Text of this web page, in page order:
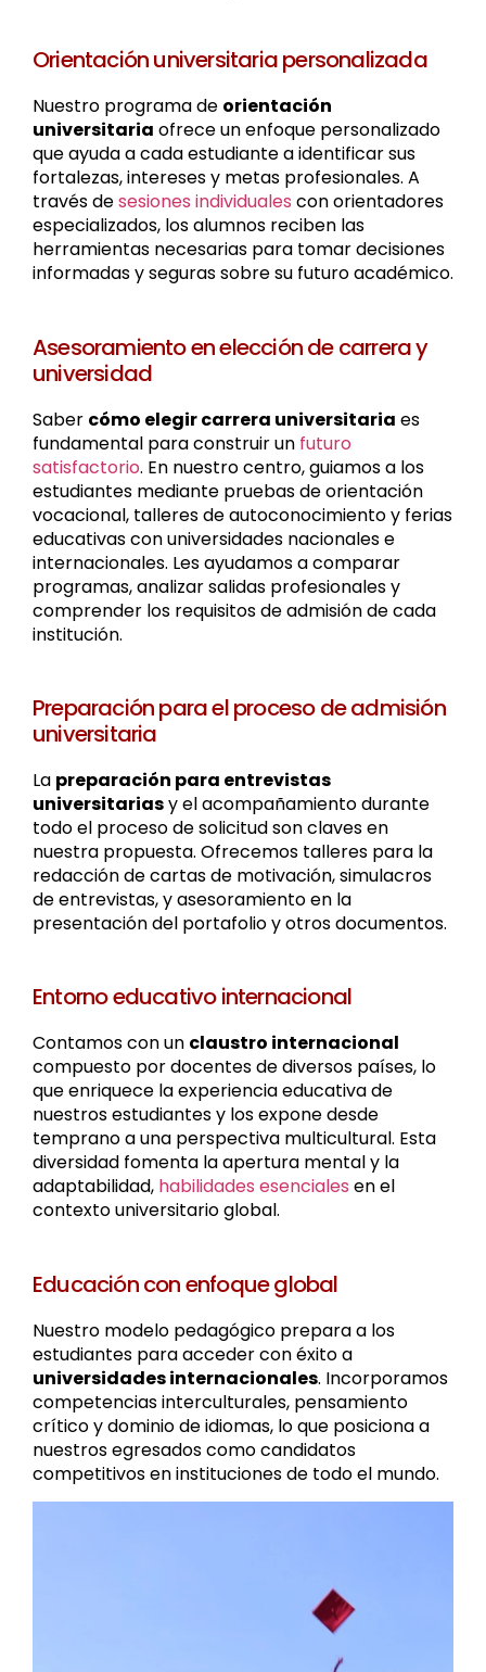
Orientación universitaria personalizada
Nuestro programa de orientación
universitaria ofrece un enfoque personalizado
que ayuda a cada estudiante a identificar sus
fortalezas, intereses y metas profesionales. A
través desesiones individuales con orientadores
especializados, los alumnos reciben las
herramientas necesarias para tomar decisiones
informadas y seguras sobre su futuro académico.
Asesoramiento en elección de carrera y
universidad
Saber cómo elegir carrera universitaria es
fundamental para construir un futuro
satisfactorio. En nuestro centro, guiamos a los
estudiantes mediante pruebas de orientación
vocacional, talleres de autoconocimiento y ferias
educativas con universidades nacionales e
internacionales. Les ayudamos a comparar
programas, analizar salidas profesionales y
comprender los requisitos de admisión de cada
institución.
Preparación para el proceso de admisión
universitaria
La preparación para entrevistas
universitariasy el acompañamiento durante
todo el proceso de solicitud son claves en
nuestra propuesta. Ofrecemos talleres para la
redacción de cartas de motivación, simulacros
de entrevistas, y asesoramiento en la
presentación del portafolio y otros documentos.
Entorno educativo internacional
Contamos con un claustro internacional
compuesto por docentes de diversos países, lo
que enriquece la experiencia educativa de
nuestros estudiantes y los expone desde
temprano a una perspectiva multicultural. Esta
diversidad fomenta la apertura mental y la
adaptabilidad, habilidades esenciales en el
contexto universitario global.
Educación con enfoque global
Nuestro modelo pedagógico prepara a los
estudiantes para acceder con éxito a
universidades internacionales. Incorporamos
competencias interculturales, pensamiento
crítico y dominio de idiomas, lo que posiciona a
nuestros egresados como candidatos
competitivos en instituciones de todo el mundo.